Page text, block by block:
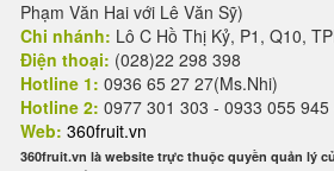
Phạm Văn Hai với Lê Văn Sỹ)
Chi nhánh: Lô C Hồ Thị Kỷ, P1, Q10,
Điện thoại: (028)22 298 398
Hotline 1: 0936 65 27 27(Ms.Nhi)
Hotline 2: 0977 301 303 - 0933 055 945
Web: 360fruit.vn
360fruit.vn là website trực thuộc quyền quản lý